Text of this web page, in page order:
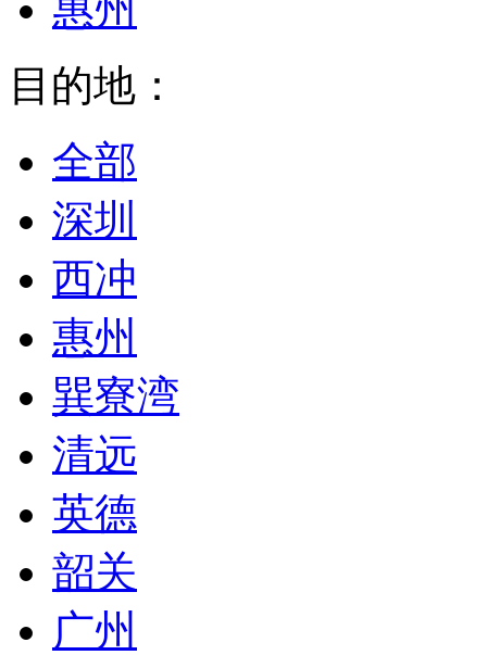
目的地：
全部
深圳
西冲
惠州
巽寮湾
清远
英德
韶关
广州